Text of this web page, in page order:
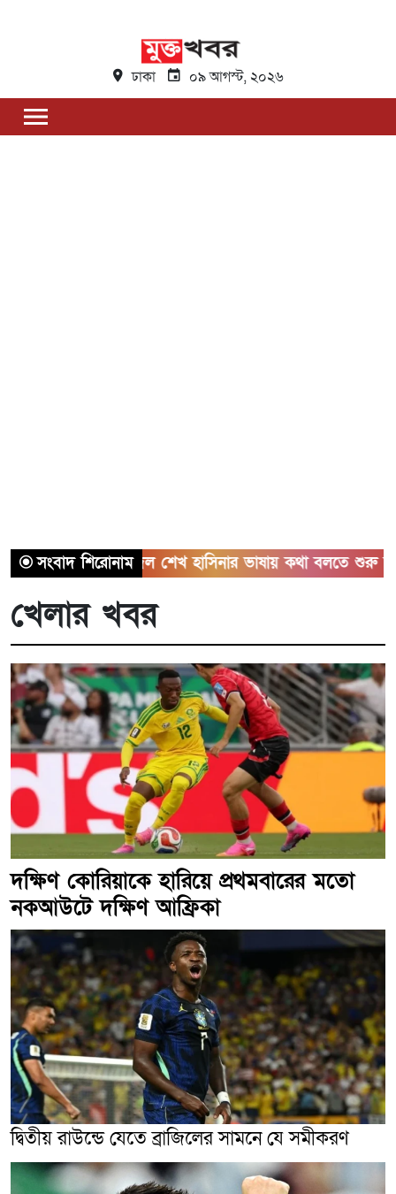
ঢাকা ০৯ আগস্ট, ২০২৬
সংবাদ শিরোনাম
দল শেখ হাসিনার ভাষায় কথা বলতে শুরু করেছে: মির্জা
খেলার খবর
দক্ষিণ কোরিয়াকে হারিয়ে প্রথমবারের মতো
নকআউটে দক্ষিণ আফ্রিকা
দ্বিতীয় রাউন্ডে যেতে ব্রাজিলের সামনে যে সমীকরণ